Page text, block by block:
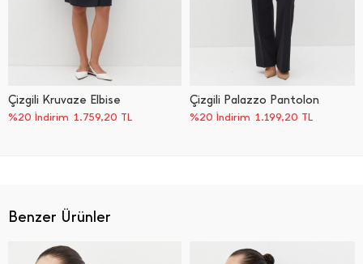
Benzer Ürünler
Çizgili Kruvaze Elbise
%20 İndirim 1.759,20 TL
Çizgili Palazzo Pantolon
%20 İndirim 1.199,20 TL